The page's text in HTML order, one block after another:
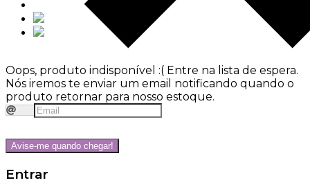
Oops, produto indisponível :( Entre na lista de espera.
Nós iremos te enviar um email notificando quando o
produto retornar para nosso estoque.
Avise-me quando chegar!
Entrar